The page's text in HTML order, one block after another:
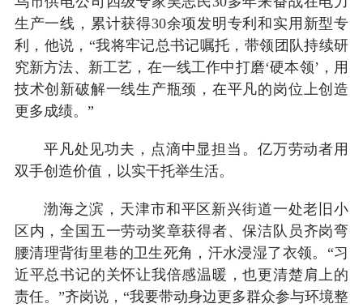
生产一线，累计获得30余项发明专利和实用新型专
利，他说，“我将牢记总书记嘱托，带领团队持续研
究新方法、新工艺，在一线工作中打磨‘硬本领’，用
技术创新破解一线生产瓶颈，在平凡的岗位上创造
更多成绩。”
平凡处见功夫，点滴中显担当。亿万劳动者用
双手创造价值，以实干托举生活。
渤海之滨，天津市和平区新兴街道一处老旧小
区内，全国五一劳动奖章获得者、保洁队员齐岗弯
腰清理背街里巷的卫生死角，汗水浸湿了衣领。“习
近平总书记的关怀让我倍感温暖，也更清楚肩上的
责任。”齐岗说，“我要带动身边更多群众参与环境整